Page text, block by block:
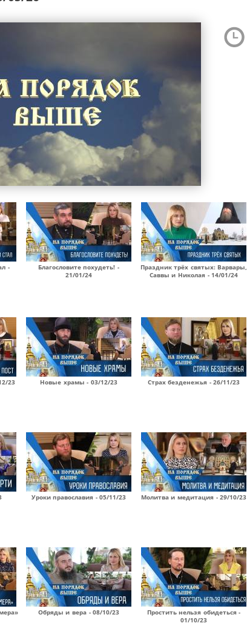
-
Благословите похудеть! -
21/01/24
Праздник трёх святых: Варвары,
Саввы и Николая - 14/01/24
23 Новые храмы - 03/12/23 Страх безденежья - 26/11/23
Уроки православия - 05/11/23 Молитва и медитация - 29/10/23
Обряды и вера - 08/10/23
Простить нельзя обидеться -
01/10/23